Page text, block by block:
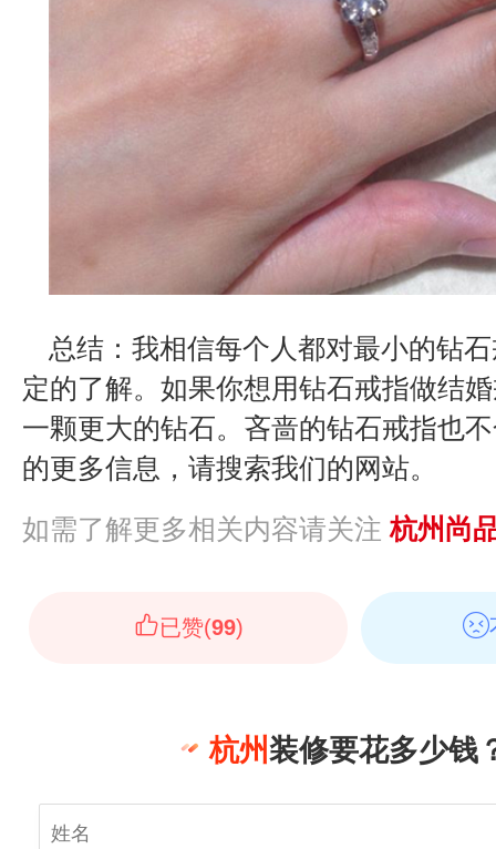
总结：我相信每个人都对最小的钻
定的了解。如果你想用钻石戒指做结
一颗更大的钻石。吝啬的钻石戒指也
的更多信息，请搜索我们的网站。
如需了解更多相关内容请关注杭州尚
已赞(99)
杭州装修要花多少钱